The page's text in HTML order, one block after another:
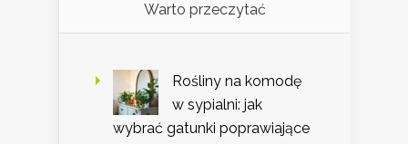
Warto przeczytać
Rośliny na komodę
w sypialni: jak
wybrać gatunki poprawiające